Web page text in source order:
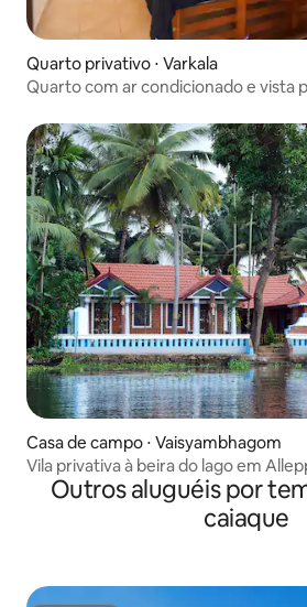
Quarto privativo ⋅ Varkala
Quarto com ar condicionado e vista
Casa de campo ⋅ Vaisyambhagom
Vila privativa à beira do lago em
Outros aluguéis por
caiaque